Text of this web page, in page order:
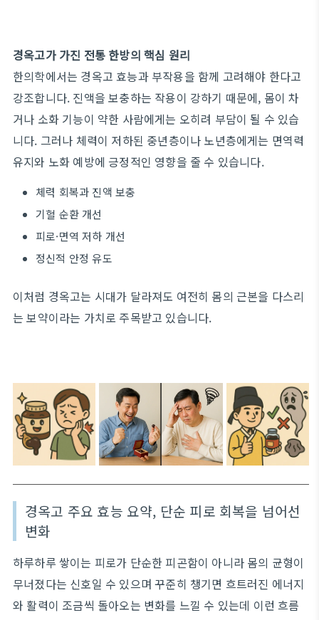
경옥고가 가진 전통 한방의 핵심 원리
한의학에서는 경옥고 효능과 부작용을 함께 고려해야 한다고
강조합니다. 진액을 보충하는 작용이 강하기 때문에, 몸이 차
거나 소화 기능이 약한 사람에게는 오히려 부담이 될 수 있습
니다. 그러나 체력이 저하된 중년층이나 노년층에게는 면역력
유지와 노화 예방에 긍정적인 영향을 줄 수 있습니다.
체력 회복과 진액 보충
기혈 순환 개선
피로·면역 저하 개선
정신적 안정 유도
이처럼 경옥고는 시대가 달라져도 여전히 몸의 근본을 다스리
는 보약이라는 가치로 주목받고 있습니다.
경옥고 주요 효능 요약, 단순 피로 회복을 넘어선
변화
하루하루 쌓이는 피로가 단순한 피곤함이 아니라 몸의 균형이
무너졌다는 신호일 수 있으며 꾸준히 챙기면 흐트러진 에너지
와 활력이 조금씩 돌아오는 변화를 느낄 수 있는데 이런 흐름